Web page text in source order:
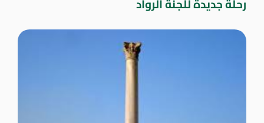
رحلة جديدة للجنة الرواد